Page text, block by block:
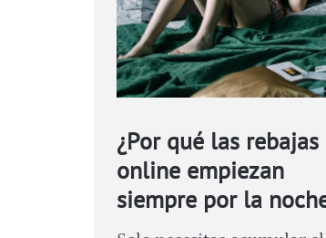
¿Por qué las rebajas
online empiezan
siempre por la